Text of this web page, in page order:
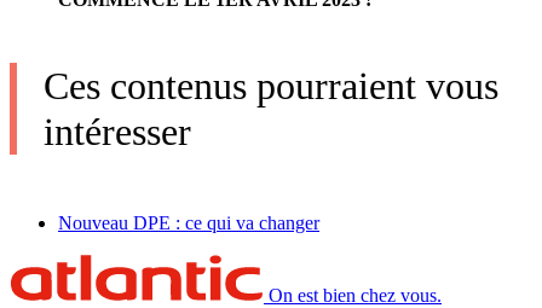
Ces contenus pourraient vous
intéresser
Nouveau DPE : ce qui va changer
On est bien chez vous.